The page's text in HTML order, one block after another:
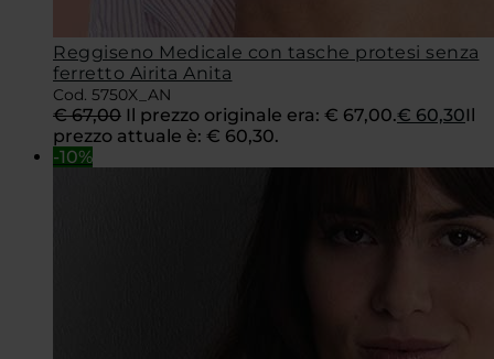
Reggiseno Medicale con tasche protesi senza
ferretto Airita Anita
Cod. 5750X_AN
€67,00 Il prezzo originale era: € 67,00.€ 60,30Il
prezzo attuale è: € 60,30.
-10%